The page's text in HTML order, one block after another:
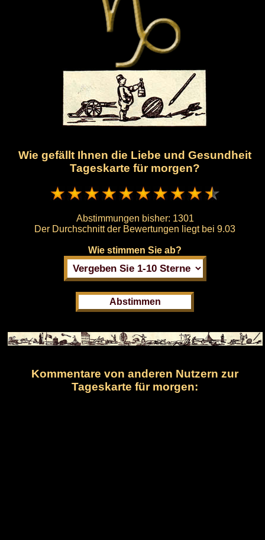
Wie gefällt Ihnen die Liebe und Gesundheit
Tageskarte für morgen?
Abstimmungen bisher: 1301
Der Durchschnitt der Bewertungen liegt bei 9.03
Wie stimmen Sie ab?
Kommentare von anderen Nutzern zur
Tageskarte für morgen: